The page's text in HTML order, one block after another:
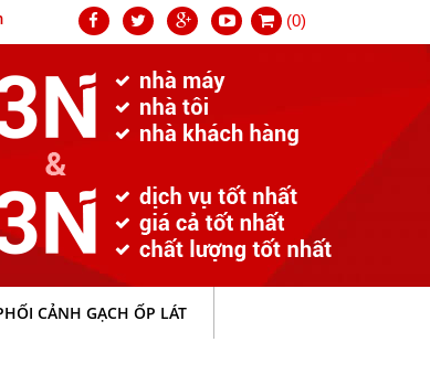
(0)
CẢNH GẠCH ỐP LÁT